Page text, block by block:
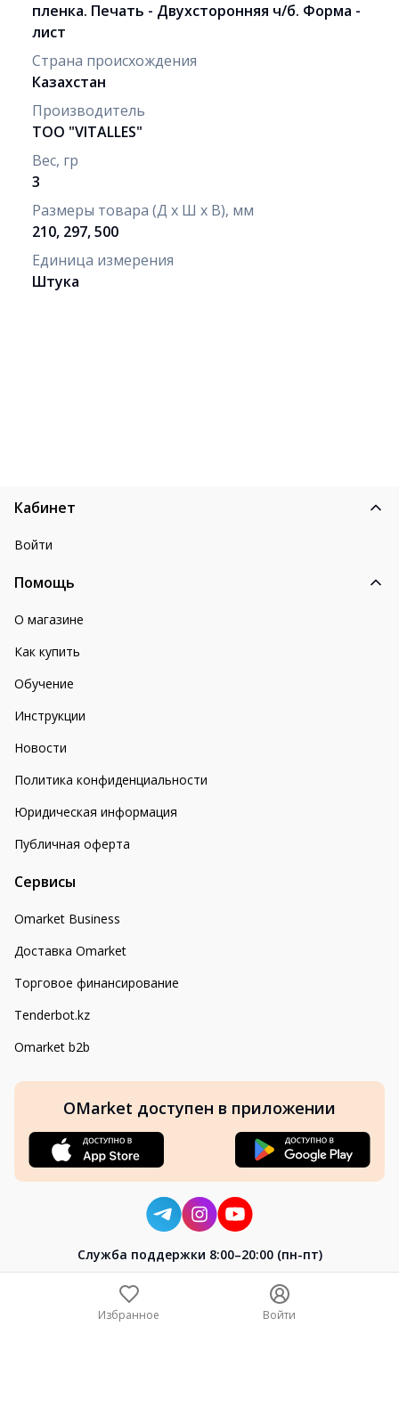
пленка. Печать - Двухсторонняя ч/б. Форма -
лист
Страна происхождения
Казахстан
Производитель
ТОО "VITALLES"
Вес, гр
3
Размеры товара (Д х Ш х В), мм
210, 297, 500
Единица измерения
Штука
Кабинет
Войти
Помощь
О магазине
Как купить
Обучение
Инструкции
Новости
Политика конфиденциальности
Юридическая информация
Публичная оферта
Сервисы
Omarket Business
Доставка Omarket
Торговое финансирование
Tenderbot.kz
Omarket b2b
OMarket доступен в приложении
Cлужба поддержки 8:00–20:00 (пн-пт)
Избранное Войти